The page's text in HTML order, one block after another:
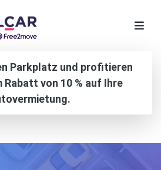
Parkplatz und profitieren
Rabatt von 10 % auf Ihre